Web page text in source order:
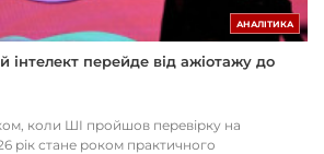
АНАЛІТИКА
інтелект перейде від ажіотажу до
коли ШІ пройшов перевірку на
рік стане роком практичного